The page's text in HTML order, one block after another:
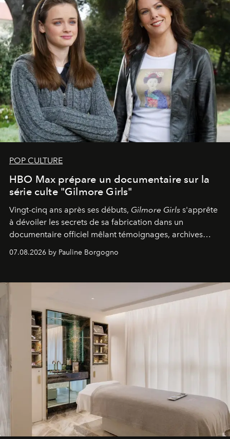
POP CULTURE
HBO Max prépare un documentaire sur la
série culte "Gilmore Girls"
Vingt-cinq ans après ses débuts, Gilmore Girls s'apprête
à dévoiler les secrets de sa fabrication dans un
documentaire officiel mêlant témoignages, archives
générationnel.
07.08.2026 by Pauline Borgogno